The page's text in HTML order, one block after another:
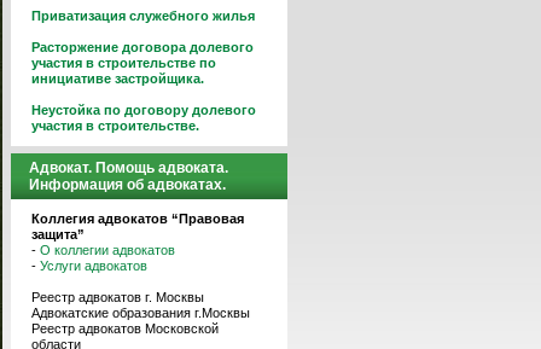
Приватизация служебного жилья
Расторжение договора долевого
участия в строительстве по
инициативе застройщика.
Неустойка по договору долевого
участия в строительстве.
Адвокат. Помощь адвоката.
Информация об адвокатах.
Коллегия адвокатов “Правовая
защита”
- О коллегии адвокатов
- Услуги адвокатов
Реестр адвокатов г. Москвы
Адвокатские образования г.Москвы
Реестр адвокатов Московской
области